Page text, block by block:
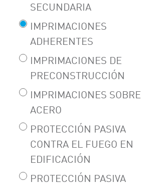
SECUNDARIA
IMPRIMACIONES
ADHERENTES
IMPRIMACIONES DE
PRECONSTRUCCIÓN
IMPRIMACIONES SOBRE
ACERO
PROTECCIÓN PASIVA
CONTRA EL FUEGO EN
EDIFICACIÓN
PROTECCIÓN PASIVA